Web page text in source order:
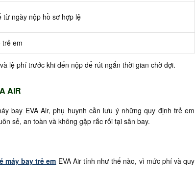
từ ngày nộp hồ sơ hợp lệ
trẻ em
lệ phí trước khi đến nộp để rút ngắn thời gian chờ đợi.
AIR
bay EVA Air, phụ huynh cần lưu ý những quy định trẻ em
sẻ, an toàn và không gặp rắc rối tại sân bay.
máy bay trẻ em EVA Air tính như thế nào, vì mức phí và quy